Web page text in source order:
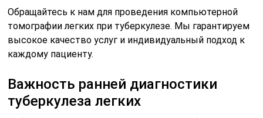
Обращайтесь к нам для проведения компьютерной
томографии легких при туберкулезе. Мы гарантируем
высокое качество услуг и индивидуальный подход к
каждому пациенту.
Важность ранней диагностики
туберкулеза легких